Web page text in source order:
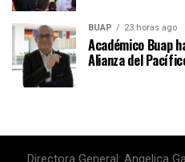
BUAP 23 horas ago
Académico Buap
Alianza del
Directora General: Angelica